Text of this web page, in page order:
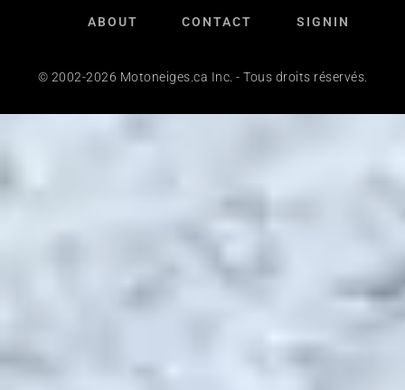
ABOUT CONTACT SIGNIN
© 2002-2026 Motoneiges.ca Inc. - Tous droits réservés.